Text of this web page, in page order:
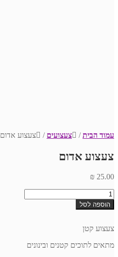
עמוד הבית/ צעצועים / צעצוע אדום
צעצוע אדום
₪ 25.00
כמות
של
צעצוע
הוספה לסל
צעצוע קטן
מתאים לתוכים קטנים ובינונים